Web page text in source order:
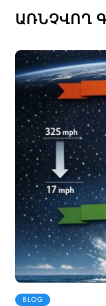
ԱՌՆՉՎՈՂ
BLOG